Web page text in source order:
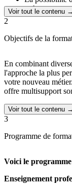
rythme et en
Uneéquipe
Des cours
Le domaine offre de
demande en garde
de200 000 postes
Une fois titulaire de
enfance tels que des
maternelles
affectif qu'intellectuel
Voir tout le contenu →
2
Objectifs de la
En combinant
l'approche la plus
votre nouveau
offre multisupport
Voir tout le contenu →
3
Programme de
Voici le
Enseignement